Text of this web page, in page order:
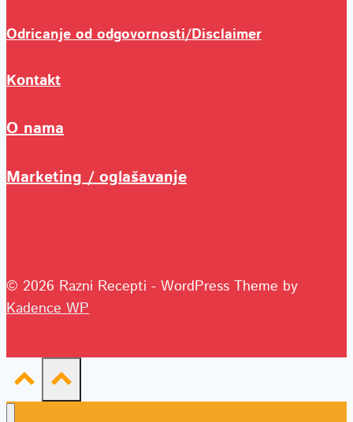
Odricanje od odgovornosti/Disclaimer
Kontakt
O nama
Marketing / oglašavanje
© 2026 Razni Recepti - WordPress Theme by
Kadence WP